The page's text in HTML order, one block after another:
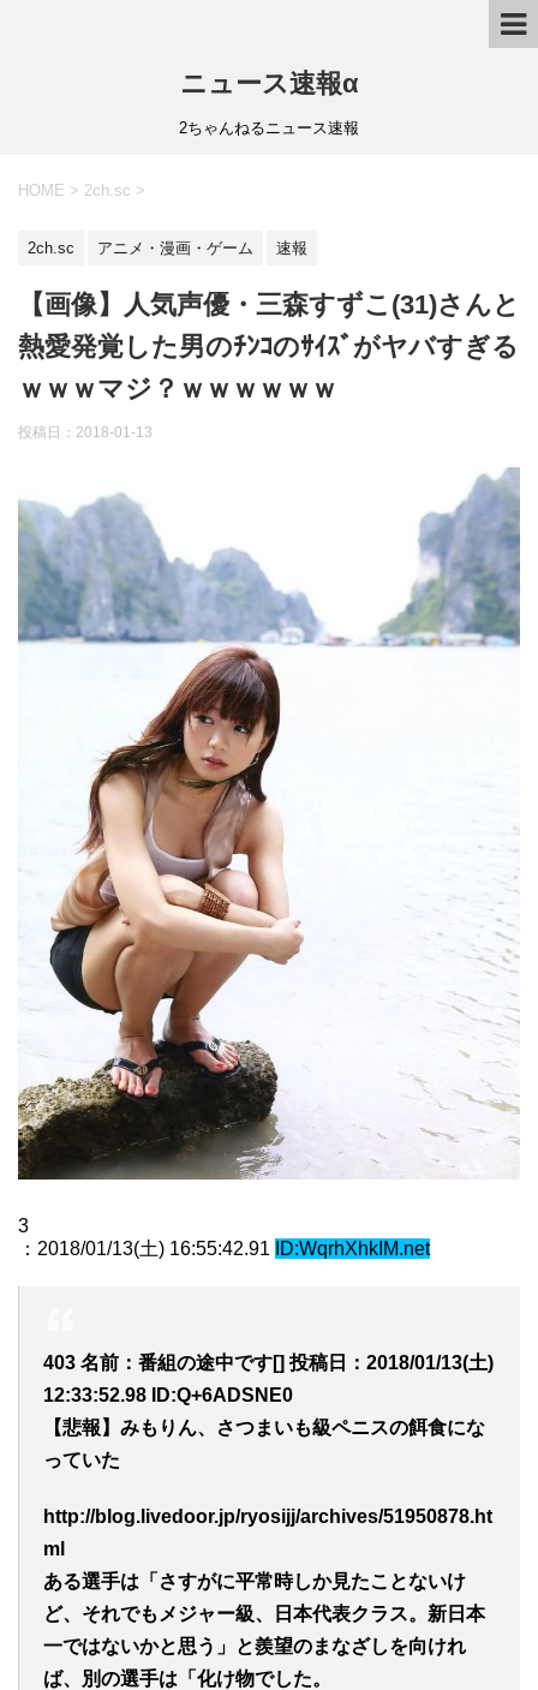
ニュース速報α
2ちゃんねるニュース速報
HOME > 2ch.sc >
2ch.sc アニメ・漫画・ゲーム 速報
【画像】人気声優・三森すずこ(31)さんと
熱愛発覚した男のﾁﾝｺのｻｲｽﾞがヤバすぎる
ｗｗｗマジ？ｗｗｗｗｗｗ
投稿日： 2018-01-13
3
：2018/01/13(土) 16:55:42.91
ID:WqrhXhkIM.net
403 名前：番組の途中です[] 投稿日：2018/01/13(土)
12:33:52.98 ID:Q+6ADSNE0
【悲報】みもりん、さつまいも級ペニスの餌食にな
っていた
http://blog.livedoor.jp/ryosijj/archives/51950878.ht
ml
ある選手は「さすがに平常時しか見たことないけ
ど、それでもメジャー級、日本代表クラス。新日本
一ではないかと思う」と羨望のまなざしを向けれ
ば、別の選手は「化け物でした。